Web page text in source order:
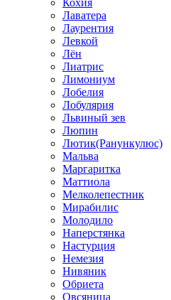
Кохия
Лаватера
Лаурентия
Левкой
Лён
Лиатрис
Лимониум
Лобелия
Лобулярия
Львиный зев
Люпин
Лютик(Ранункулюс)
Мальва
Маргаритка
Маттиола
Мелколепестник
Мирабилис
Молодило
Наперстянка
Настурция
Немезия
Нивяник
Обриета
Овсяница